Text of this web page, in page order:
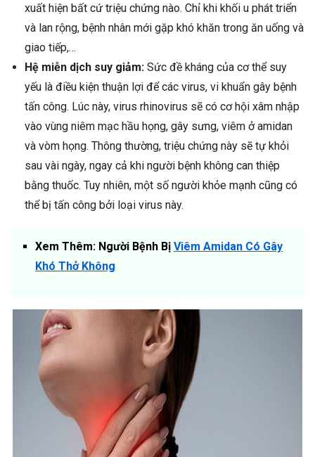
xuất hiện bất cứ triệu chứng nào. Chỉ khi khối u phát triển
và lan rộng, bệnh nhân mới gặp khó khăn trong ăn uống và
giao tiếp,…
Hệ miễn dịch suy giảm: Sức đề kháng của cơ thể suy
yếu là điều kiện thuận lợi để các virus, vi khuẩn gây bệnh
tấn công. Lúc này, virus rhinovirus sẽ có cơ hội xâm nhập
vào vùng niêm mạc hầu họng, gây sưng, viêm ở amidan
và vòm họng. Thông thường, triệu chứng này sẽ tự khỏi
sau vài ngày, ngay cả khi người bệnh không can thiệp
bằng thuốc. Tuy nhiên, một số người khỏe mạnh cũng có
thể bị tấn công bởi loại virus này.
Xem Thêm: Người Bệnh Bị Viêm Amidan Có Gây
Khó Thở Không